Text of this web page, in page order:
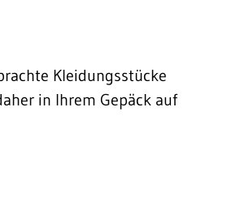
Kleidungsstücke
in Ihrem Gepäck auf